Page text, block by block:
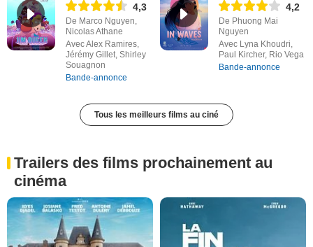
4,3
De Marco Nguyen,
Nicolas Athane
Avec Alex Ramires,
Jérémy Gillet, Shirley
Souagnon
Bande-annonce
4,2
De Phuong Mai
Nguyen
Avec Lyna Khoudri,
Paul Kircher, Rio Vega
Bande-annonce
Tous les meilleurs films au ciné
Trailers des films prochainement au
cinéma